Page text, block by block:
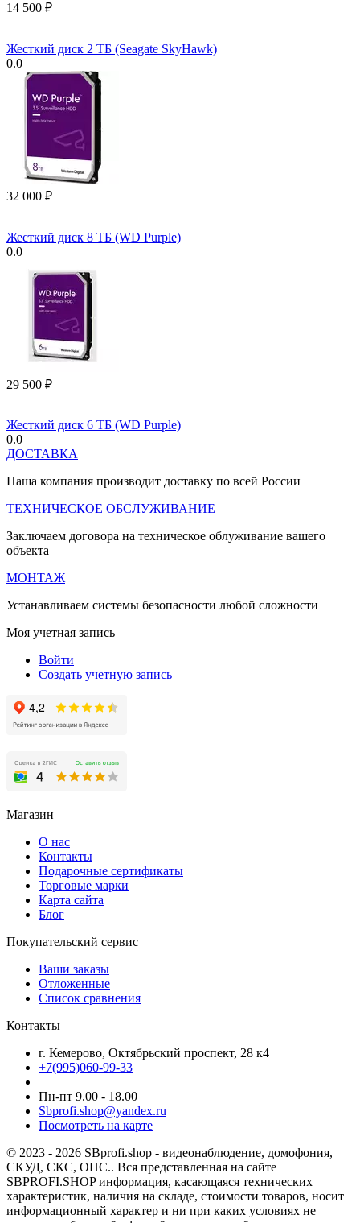
14 500 ₽
Жесткий диск 2 ТБ (Seagate SkyHawk)
0.0
32 000 ₽
Жесткий диск 8 ТБ (WD Purple)
0.0
29 500 ₽
Жесткий диск 6 ТБ (WD Purple)
0.0
ДОСТАВКА
Наша компания производит доставку по всей России
ТЕХНИЧЕСКОЕ ОБСЛУЖИВАНИЕ
Заключаем договора на техническое облуживание вашего
объекта
МОНТАЖ
Устанавливаем системы безопасности любой сложности
Моя учетная запись
Войти
Создать учетную запись
Магазин
О нас
Контакты
Подарочные сертификаты
Торговые марки
Карта сайта
Блог
Покупательский сервис
Ваши заказы
Отложенные
Список сравнения
Контакты
г. Кемерово, Октябрьский проспект, 28 к4
+7(995)060-99-33
Пн-пт 9.00 - 18.00
Sbprofi.shop@yandex.ru
Посмотреть на карте
© 2023 - 2026 SBprofi.shop - видеонаблюдение, домофония,
СКУД, СКС, ОПС.. Вся представленная на сайте
SBPROFI.SHOP информация, касающаяся технических
характеристик, наличия на складе, стоимости товаров, носит
информационный характер и ни при каких условиях не